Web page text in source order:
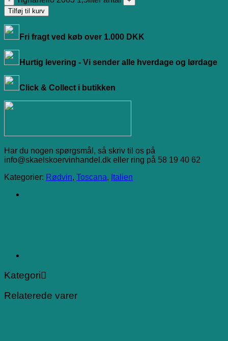
Tilføj til kurv
Fri fragt ved køb over 1.000 DKK
Hurtig levering - Vi sender alle hverdage og lørdage
Click & Collect i butikken
Har du nogen spørgsmål, så skriv til os på
info@skaelskoervinhandel.dk eller ring på 58 19 40 62
Kategorier: Rødvin, Toscana, Italien
Kategori
Relaterede varer